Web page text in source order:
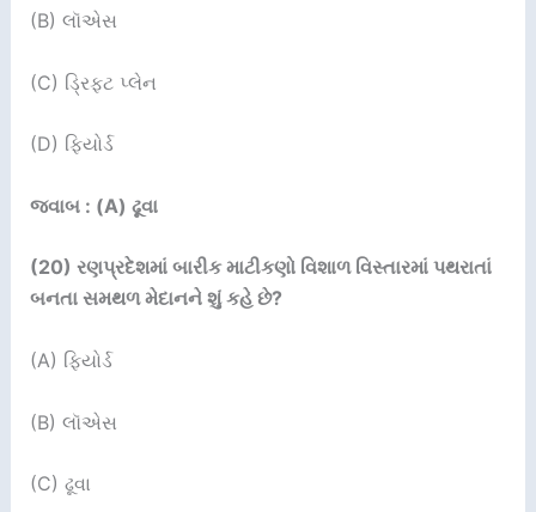
(B) લૉએસ
(C) ડ્રિફ્ટ પ્લેન
(D) ફિયોર્ડ
જવાબ : (A) ઢૂવા
(20) રણપ્રદેશમાં બારીક માટીકણો વિશાળ વિસ્તારમાં પથરાતાં
બનતા સમથળ મેદાનને શું કહે છે?
(A) ફિયોર્ડ
(B) લૉએસ
(C) ઢૂવા